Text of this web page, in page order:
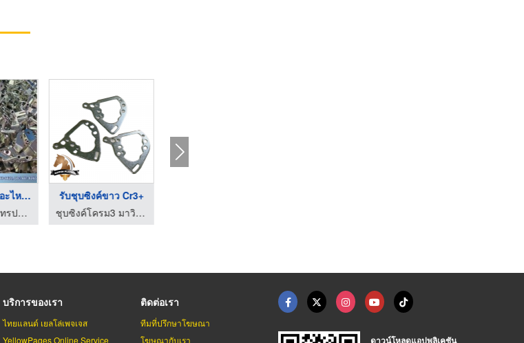
รับชุบ ชิ้นส่วนอะไหล ...
รับชุบโลหะสมุทรปราการ – รุ่งเรืองดีเพลทติ้ง
รับชุบซิงค์ขาว Cr3+
ชุบซิงค์โครม3 มาวินเพลตติ้ง
บริการของเรา
ไทยแลนด์ เยลโล่เพจเจส
YellowPages Online Service
ติดต่อเรา
ทีมที่ปรึกษาโฆษณา
โฆษณากับเรา
ดาวน์โหลดแอปพลิเคชัน